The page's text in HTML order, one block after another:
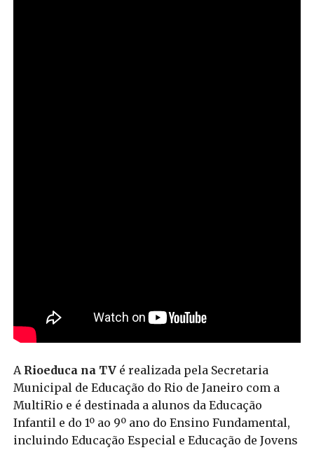
A Rioeduca na TVé realizada pela Secretaria
Municipal de Educação do Rio de Janeiro com a
MultiRio e é destinada a alunos da Educação
Infantil e do 1º ao 9º ano do Ensino Fundamental,
incluindo Educação Especial e Educação de Jovens